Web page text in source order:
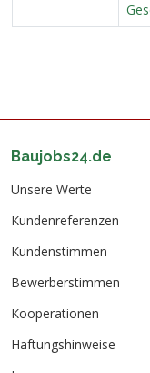
Baujobs24.de
Unsere Werte
Kundenreferenzen
Kundenstimmen
Bewerberstimmen
Kooperationen
Haftungshinweise